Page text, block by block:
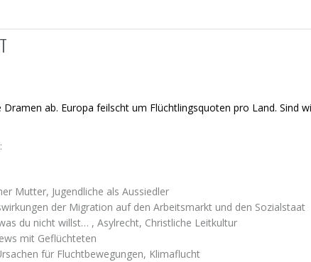
ab. Europa feilscht um Flüchtlingsquoten pro Land. Sind
Mutter, Jugendliche als Aussiedler
der Migration auf den Arbeitsmarkt und den Sozialstaat
du nicht willst… , Asylrecht, Christliche Leitkultur
mit Geflüchteten
für Fluchtbewegungen, Klimaflucht